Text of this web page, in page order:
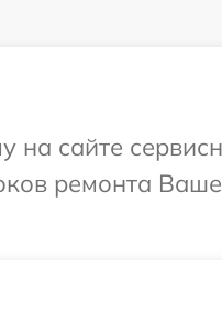
сайте
ремонта